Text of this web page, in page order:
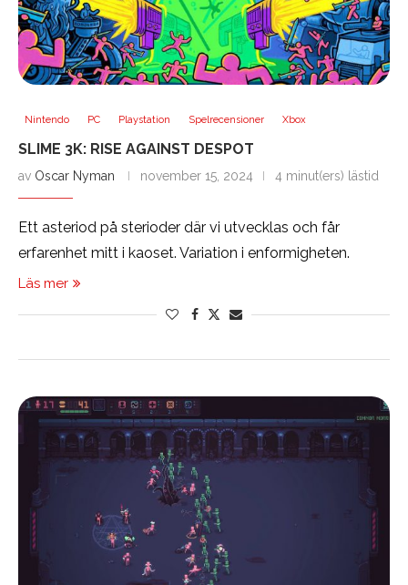
Nintendo PC Playstation Spelrecensioner Xbox
SLIME 3K: RISE AGAINST DESPOT
av Oscar Nyman november 15, 2024 4 minut(ers) lästid
Ett asteriod på sterioder där vi utvecklas och får
erfarenhet mitt i kaoset. Variation i enformigheten.
Läs mer